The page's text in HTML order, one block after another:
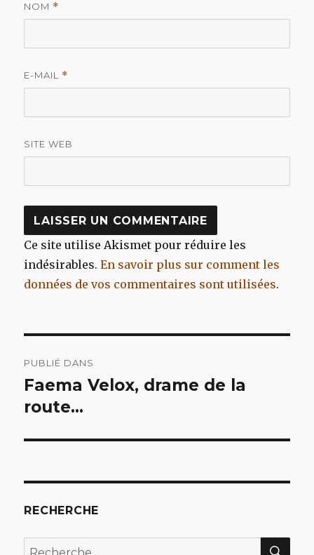
NOM *
E-MAIL *
SITE WEB
Ce site utilise Akismet pour réduire les
indésirables.En savoir plus sur comment les
données de vos commentaires sont utilisées.
de
l’article
PUBLIÉ DANS
Faema Velox, drame de la
route…
RECHERCHE
Recherche